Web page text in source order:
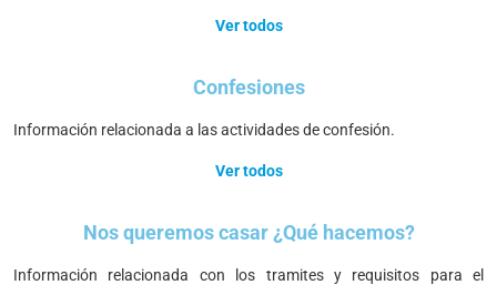
Ver todos
Confesiones
Información relacionada a las actividades de confesión.
Ver todos
Nos queremos casar ¿Qué hacemos?
Información relacionada con los tramites y requisitos para el